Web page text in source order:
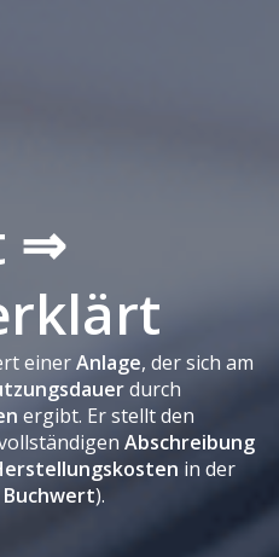
⇒
einerAnlage, der sich am
durch
ergibt. Er stellt den
Abschreibung
in der
Buchwert).